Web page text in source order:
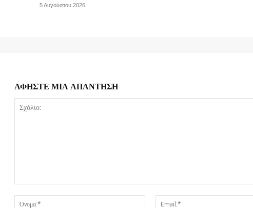
5 Αυγούστου 2026
ΑΦΗΣΤΕ ΜΙΑ ΑΠΑΝΤΗΣΗ
Όνομα:*